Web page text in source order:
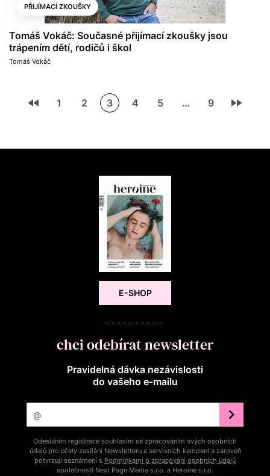
PŘIJÍMACÍ ZKOUŠKY
Tomáš Vokáč: Současné přijímací zkoušky jsou
trápením dětí, rodičů i škol
Tomáš Vokáč
1 2 3 4 5 … 9
E-SHOP
chci odebírat newsletter
Pravidelná dávka nezávislosti
do vašeho e‑mailu
Odesláním registrace souhlasím se zpracováním svých osobních
údajů pro účely zasílání Newsletteru a servisních kampaní a zároveň
potvrzuji seznámení s Podmínkami o zpracování osobních údajů
společností Next Page Media s.r.o. a Heroine s.r.o.